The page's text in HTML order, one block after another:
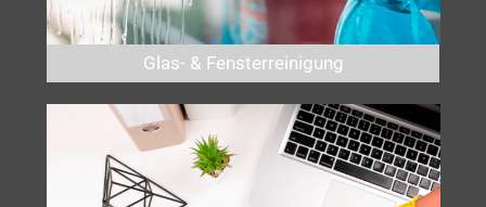
Glas- & Fensterreinigung